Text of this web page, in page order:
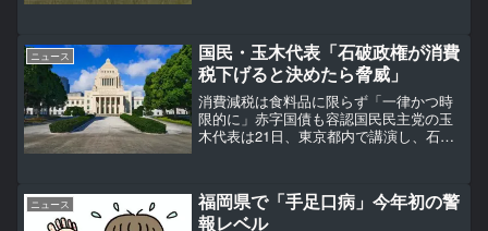
級大雨のおそれ。...
ニュース
国民・玉木代表「石破政権が消費
税下げると決めたら脅威」
消費減税は食料品に限らず「一律かつ時
限的に」赤字国債も容認国民民主党の玉
木代表は21日、東京都内で講演し、石破
示した。講演の中で、玉木氏は「どうい
う形であろうと、消費税...
ニュース
福岡県で「手足口病」今年初の警
報レベル